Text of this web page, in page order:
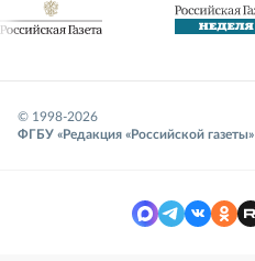
© 1998-2026
ФГБУ «Редакция «Российской газеты»